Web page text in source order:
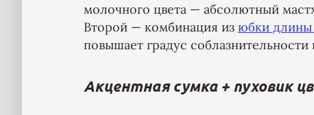
молочного цвета — абсолютный
Второй — комбинация из юбки
повышает градус
Акцентная сумка + пуховик